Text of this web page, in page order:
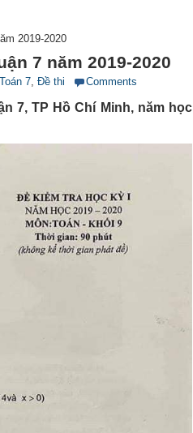
2019-2020
7 năm 2019-2020
7,Đề thi Comments
7, TP Hồ Chí Minh, năm học